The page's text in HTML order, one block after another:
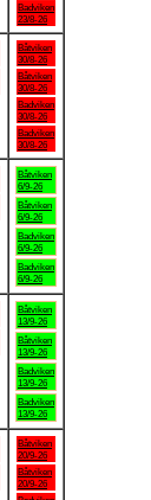
Badviken
23/8-26
Båtviken
30/8-26
Båtviken
30/8-26
Badviken
30/8-26
Badviken
30/8-26
Båtviken
6/9-26
Båtviken
6/9-26
Badviken
6/9-26
Badviken
6/9-26
Båtviken
13/9-26
Båtviken
13/9-26
Badviken
13/9-26
Badviken
13/9-26
Båtviken
20/9-26
Båtviken
20/9-26